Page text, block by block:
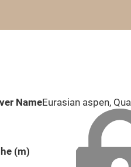
NameEurasian aspen,
(m)